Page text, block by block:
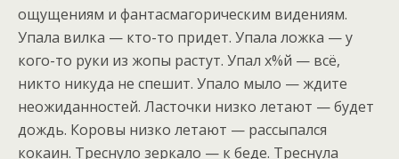
ощущениям и фантасмагорическим видениям.
Упала вилка — кто-то придет. Упала ложка — у
кого-то руки из жопы растут. Упал х%й — всё,
никто никуда не спешит. Упало мыло — ждите
неожиданностей. Ласточки низко летают — будет
дождь. Коровы низко летают — рассыпался
кокаин. Треснуло зеркало — к беде. Треснула